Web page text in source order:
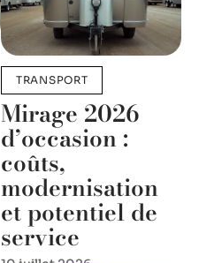
TRANSPORT
Mirage 2026
d’occasion :
coûts,
modernisation
et potentiel de
service